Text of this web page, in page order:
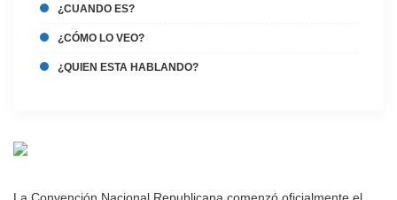
¿CUANDO ES?
¿CÓMO LO VEO?
¿QUIEN ESTA HABLANDO?